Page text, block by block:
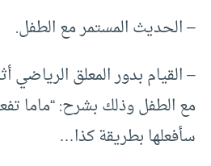
– الحديث المستمر مع الطفل.
– القيام بدور المعلق الرياضي
مع الطفل وذلك بشرح: “ماما
سأفعلها بطريقة كذا…